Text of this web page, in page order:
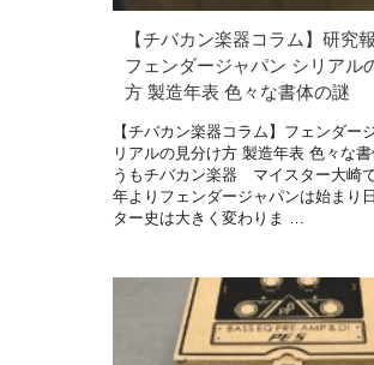
【チバカン楽器コラム】研究
フェンダージャパン シリアル
方 製造年表 色々な書体の謎
【チバカン楽器コラム】フェンダー
リアルの見分け方 製造年表 色々な
うもチバカン楽器 マイスター大崎
年よりフェンダージャパンは始まり
ター史は大きく変わりま …